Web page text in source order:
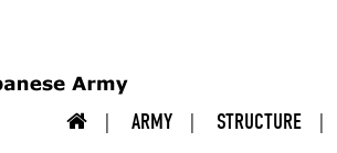
ARMY STRUCTURE